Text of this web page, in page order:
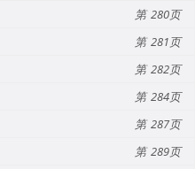
280
281
282
284
287
289